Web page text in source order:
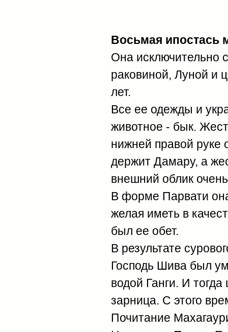
Восьмая ипостась
Она исключительно
раковиной, Луной и
лет.
Все ее одежды и
животное - бык.
нижней правой руке
держит Дамару, а
внешний облик
В форме Парвати
желая иметь в
был ее обет.
В результате
Господь Шива был
водой Ганги. И
зарница. С этого
Почитание